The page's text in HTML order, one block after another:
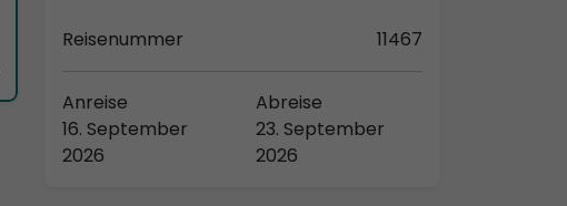
Reisenummer 11467
Anreise
16. September
2026
Abreise
23. September
2026